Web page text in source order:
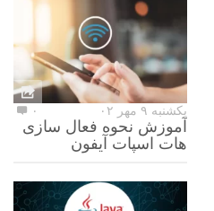
یکشنبه ۹ مهر ۰۲ ۰
آموزش نحوه فعال سازی
هات اسپات آیفون